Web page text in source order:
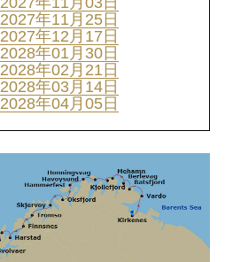
2027年11月25日
2027年12月17日
2028年01月30日
2028年02月21日
2028年03月14日
2028年04月05日